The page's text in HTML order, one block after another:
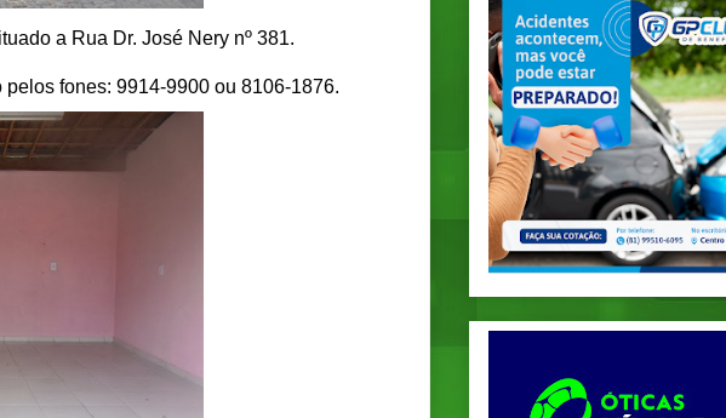
a Rua Dr. José Nery nº 381.
fones: 9914-9900 ou 8106-1876.